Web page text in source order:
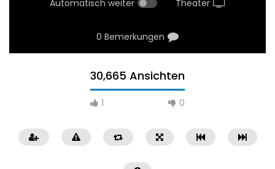
Automatisch weiter Theater
0 Bemerkungen
30,665 Ansichten
1 0